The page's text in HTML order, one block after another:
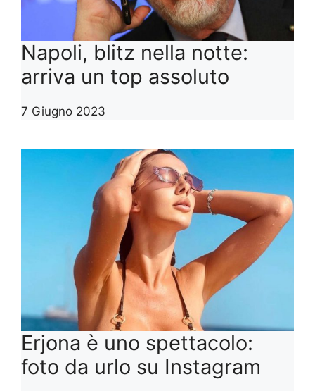
Napoli, blitz nella notte:
arriva un top assoluto
7 Giugno 2023
Erjona è uno spettacolo:
foto da urlo su Instagram